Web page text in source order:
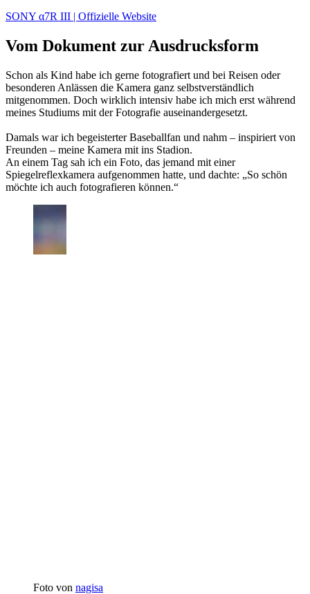
SONY α7R III | Offizielle Website
Vom Dokument zur Ausdrucksform
Schon als Kind habe ich gerne fotografiert und bei Reisen oder
besonderen Anlässen die Kamera ganz selbstverständlich
mitgenommen. Doch wirklich intensiv habe ich mich erst während
meines Studiums mit der Fotografie auseinandergesetzt.
Damals war ich begeisterter Baseballfan und nahm – inspiriert von
Freunden – meine Kamera mit ins Stadion.
An einem Tag sah ich ein Foto, das jemand mit einer
Spiegelreflexkamera aufgenommen hatte, und dachte: „So schön
möchte ich auch fotografieren können.“
Foto von nagisa